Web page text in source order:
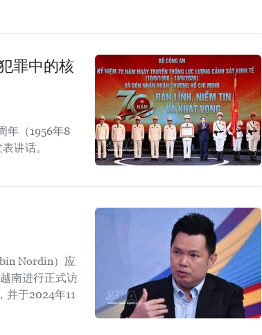
罪中的核
年（1956年8
讲话。
Nordin）应
南进行正式访
并于2024年11